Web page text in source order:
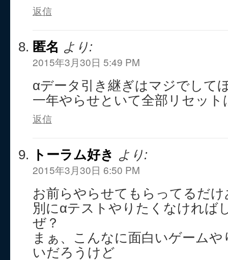
返信
匿名 より:
2015年3月30日 5:49 PM
αデータ引き継ぎはマジでして
一年やらせといて全部リセット
返信
トーラム好き より:
2015年3月30日 6:50 PM
お前らやらせてもらってるだ
別にαテストやりたくなければ
ぜ？
まぁ、こんなに面白いゲーム
いだろうけど